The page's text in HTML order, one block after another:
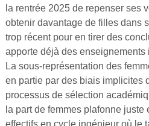
Se
la rentrée 2025 de repenser ses
obtenir davantage de filles dans
trop récent pour en tirer des
apporte déjà des enseignements
La sous-représentation des
en partie par des biais implicites
processus de sélection
la part de femmes plafonne
effectifs en cycle ingénieur où le